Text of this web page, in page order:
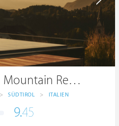
Alpiana Dolce Vita Mountain Resort & Spa
> SÜDTIROL > ITALIEN
9.45